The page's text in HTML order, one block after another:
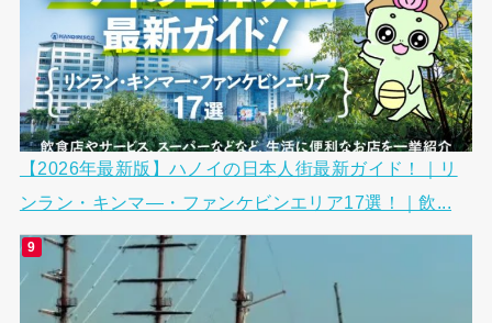
【2026年最新版】ハノイの日本人街最新ガイド！｜リ
ンラン・キンマ―・ファンケビンエリア17選！｜飲...